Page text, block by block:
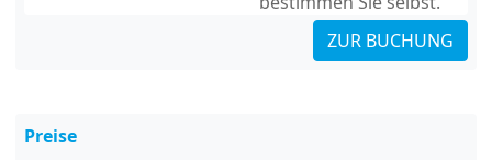
ZUR BUCHUNG
Preise